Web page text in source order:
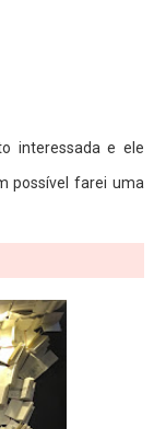
interessada e ele
possível farei uma